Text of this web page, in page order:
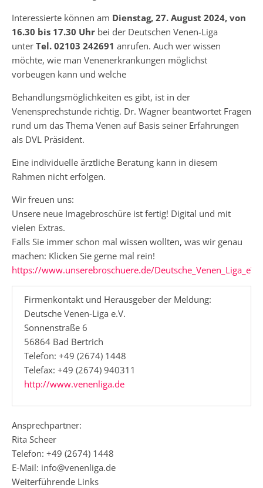
Interessierte können am Dienstag, 27. August 2024, von
16.30 bis 17.30 Uhr bei der Deutschen Venen-Liga
unter Tel. 02103 242691 anrufen. Auch wer wissen
möchte, wie man Venenerkrankungen möglichst
vorbeugen kann und welche
Behandlungsmöglichkeiten es gibt, ist in der
Venensprechstunde richtig. Dr. Wagner beantwortet Fragen
rund um das Thema Venen auf Basis seiner Erfahrungen
als DVL Präsident.
Eine individuelle ärztliche Beratung kann in diesem
Rahmen nicht erfolgen.
Wir freuen uns:
Unsere neue Imagebroschüre ist fertig! Digital und mit
vielen Extras.
Falls Sie immer schon mal wissen wollten, was wir genau
machen: Klicken Sie gerne mal rein!
https://www.unserebroschuere.de/Deutsche_Venen_Liga_eV/
Firmenkontakt und Herausgeber der Meldung:
Deutsche Venen-Liga e.V.
Sonnenstraße 6
56864 Bad Bertrich
Telefon: +49 (2674) 1448
Telefax: +49 (2674) 940311
http://www.venenliga.de
Ansprechpartner:
Rita Scheer
Telefon: +49 (2674) 1448
E-Mail: info@venenliga.de
Weiterführende Links